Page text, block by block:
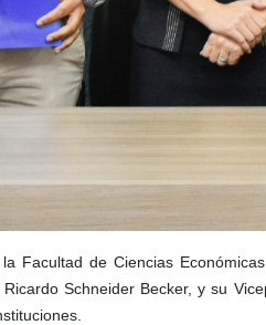
Facultad de Ciencias
Schneider Becker, y su